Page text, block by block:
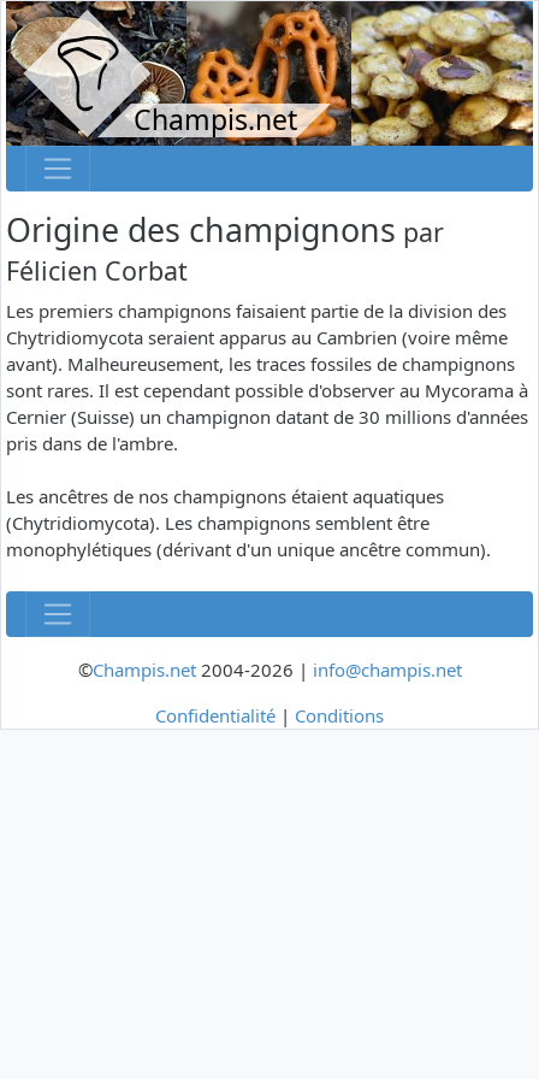
Champis.net
Origine des champignons par
Félicien Corbat
Les premiers champignons faisaient partie de la division des
Chytridiomycota seraient apparus au Cambrien (voire même
avant). Malheureusement, les traces fossiles de champignons
sont rares. Il est cependant possible d'observer au Mycorama à
Cernier (Suisse) un champignon datant de 30 millions d'années
pris dans de l'ambre.
Les ancêtres de nos champignons étaient aquatiques
(Chytridiomycota). Les champignons semblent être
monophylétiques (dérivant d'un unique ancêtre commun).
©Champis.net2004-2026 | info@champis.net
Confidentialité | Conditions